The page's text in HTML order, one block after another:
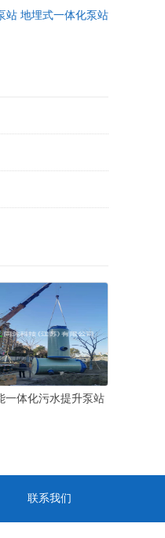
站 地埋式一体化泵站
一体化污水提升泵站
联系我们